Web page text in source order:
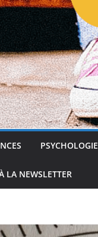
PSYCHOLOGIE
LA NEWSLETTER